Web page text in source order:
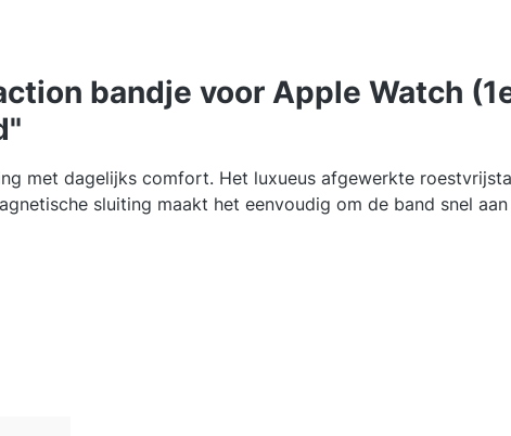
bandje voor Apple Watch
met dagelijks comfort. Het luxueus afgewerkte
sluiting maakt het eenvoudig om de band snel